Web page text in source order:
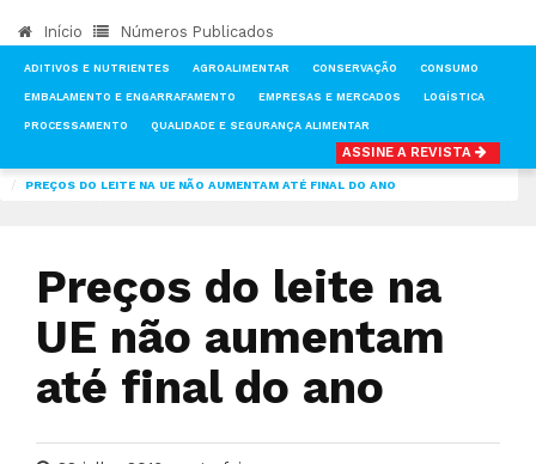
Início Números Publicados
ADITIVOS E NUTRIENTES AGROALIMENTAR CONSERVAÇÃO CONSUMO
EMBALAMENTO E ENGARRAFAMENTO EMPRESAS E MERCADOS LOGÍSTICA
PROCESSAMENTO QUALIDADE E SEGURANÇA ALIMENTAR
ASSINE A REVISTA
PREÇOS DO LEITE NA UE NÃO AUMENTAM ATÉ FINAL DO ANO
Preços do leite na
UE não aumentam
até final do ano